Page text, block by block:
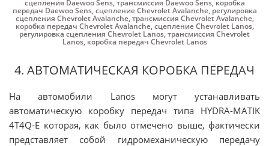
сцепления Daewoo Sens,трансмиссия Daewoo Sens,коробка
передач Daewoo Sens,сцепление Chevrolet Avalanche, регулировка
сцепления Chevrolet Avalanche,трансмиссия Chevrolet Avalanche,
коробка передач Chevrolet Avalanche,сцепление Chevrolet Lanos,
регулировка сцепления Chevrolet Lanos,трансмиссия Chevrolet
Lanos, коробка передач Chevrolet Lanos
4. АВТОМАТИЧЕСКАЯ КОРОБКА ПЕРЕДАЧ
На автомобили Lanos могут устанавливать
автоматическую коробку передач типа HYDRA-MATIK
4T4Q-E которая, как было отмечено выше, фактически
представляет собой гидромеханическую передачу